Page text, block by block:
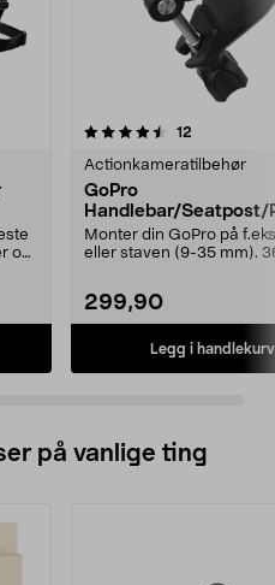
og
12
Actionkameratilbehør
GoPro
Handlebar/Seatpost/
Mount, rør/styrefeste.
Monter din GoPro på
eller staven (9-35 mm).
299,90
Legg i handlekurv
4.5 av 5 stjerner
på vanlige ting